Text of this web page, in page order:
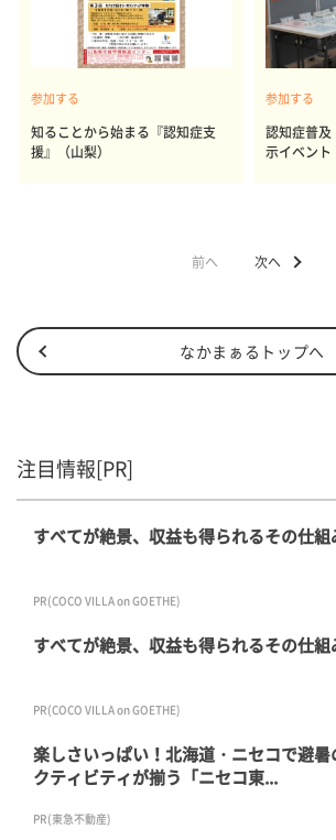
参加する
知ることから始まる『認知症支
援』（山梨）
参加する
認知症普及
示イベント
前へ 次へ
なかまぁるトップへ
注目情報[PR]
すべてが絶景、収益も得られるその仕組
PR(COCO VILLA on GOETHE)
すべてが絶景、収益も得られるその仕組
PR(COCO VILLA on GOETHE)
楽しさいっぱい！北海道・ニセコで避
クティビティが揃う「ニセコ東...
PR(東急不動産)